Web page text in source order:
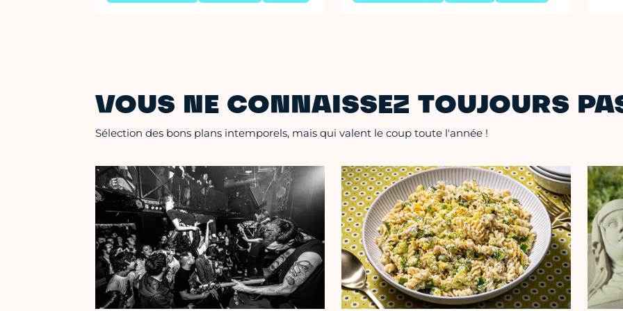
VOUS NE CONNAISSEZ TOUJOURS
Sélection des bons plans intemporels, mais qui valent le coup toute l'année !